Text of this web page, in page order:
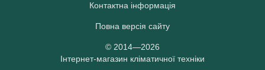
Контактна інформація
Повна версія сайту
© 2014—2026
Інтернет-магазин кліматичної техніки